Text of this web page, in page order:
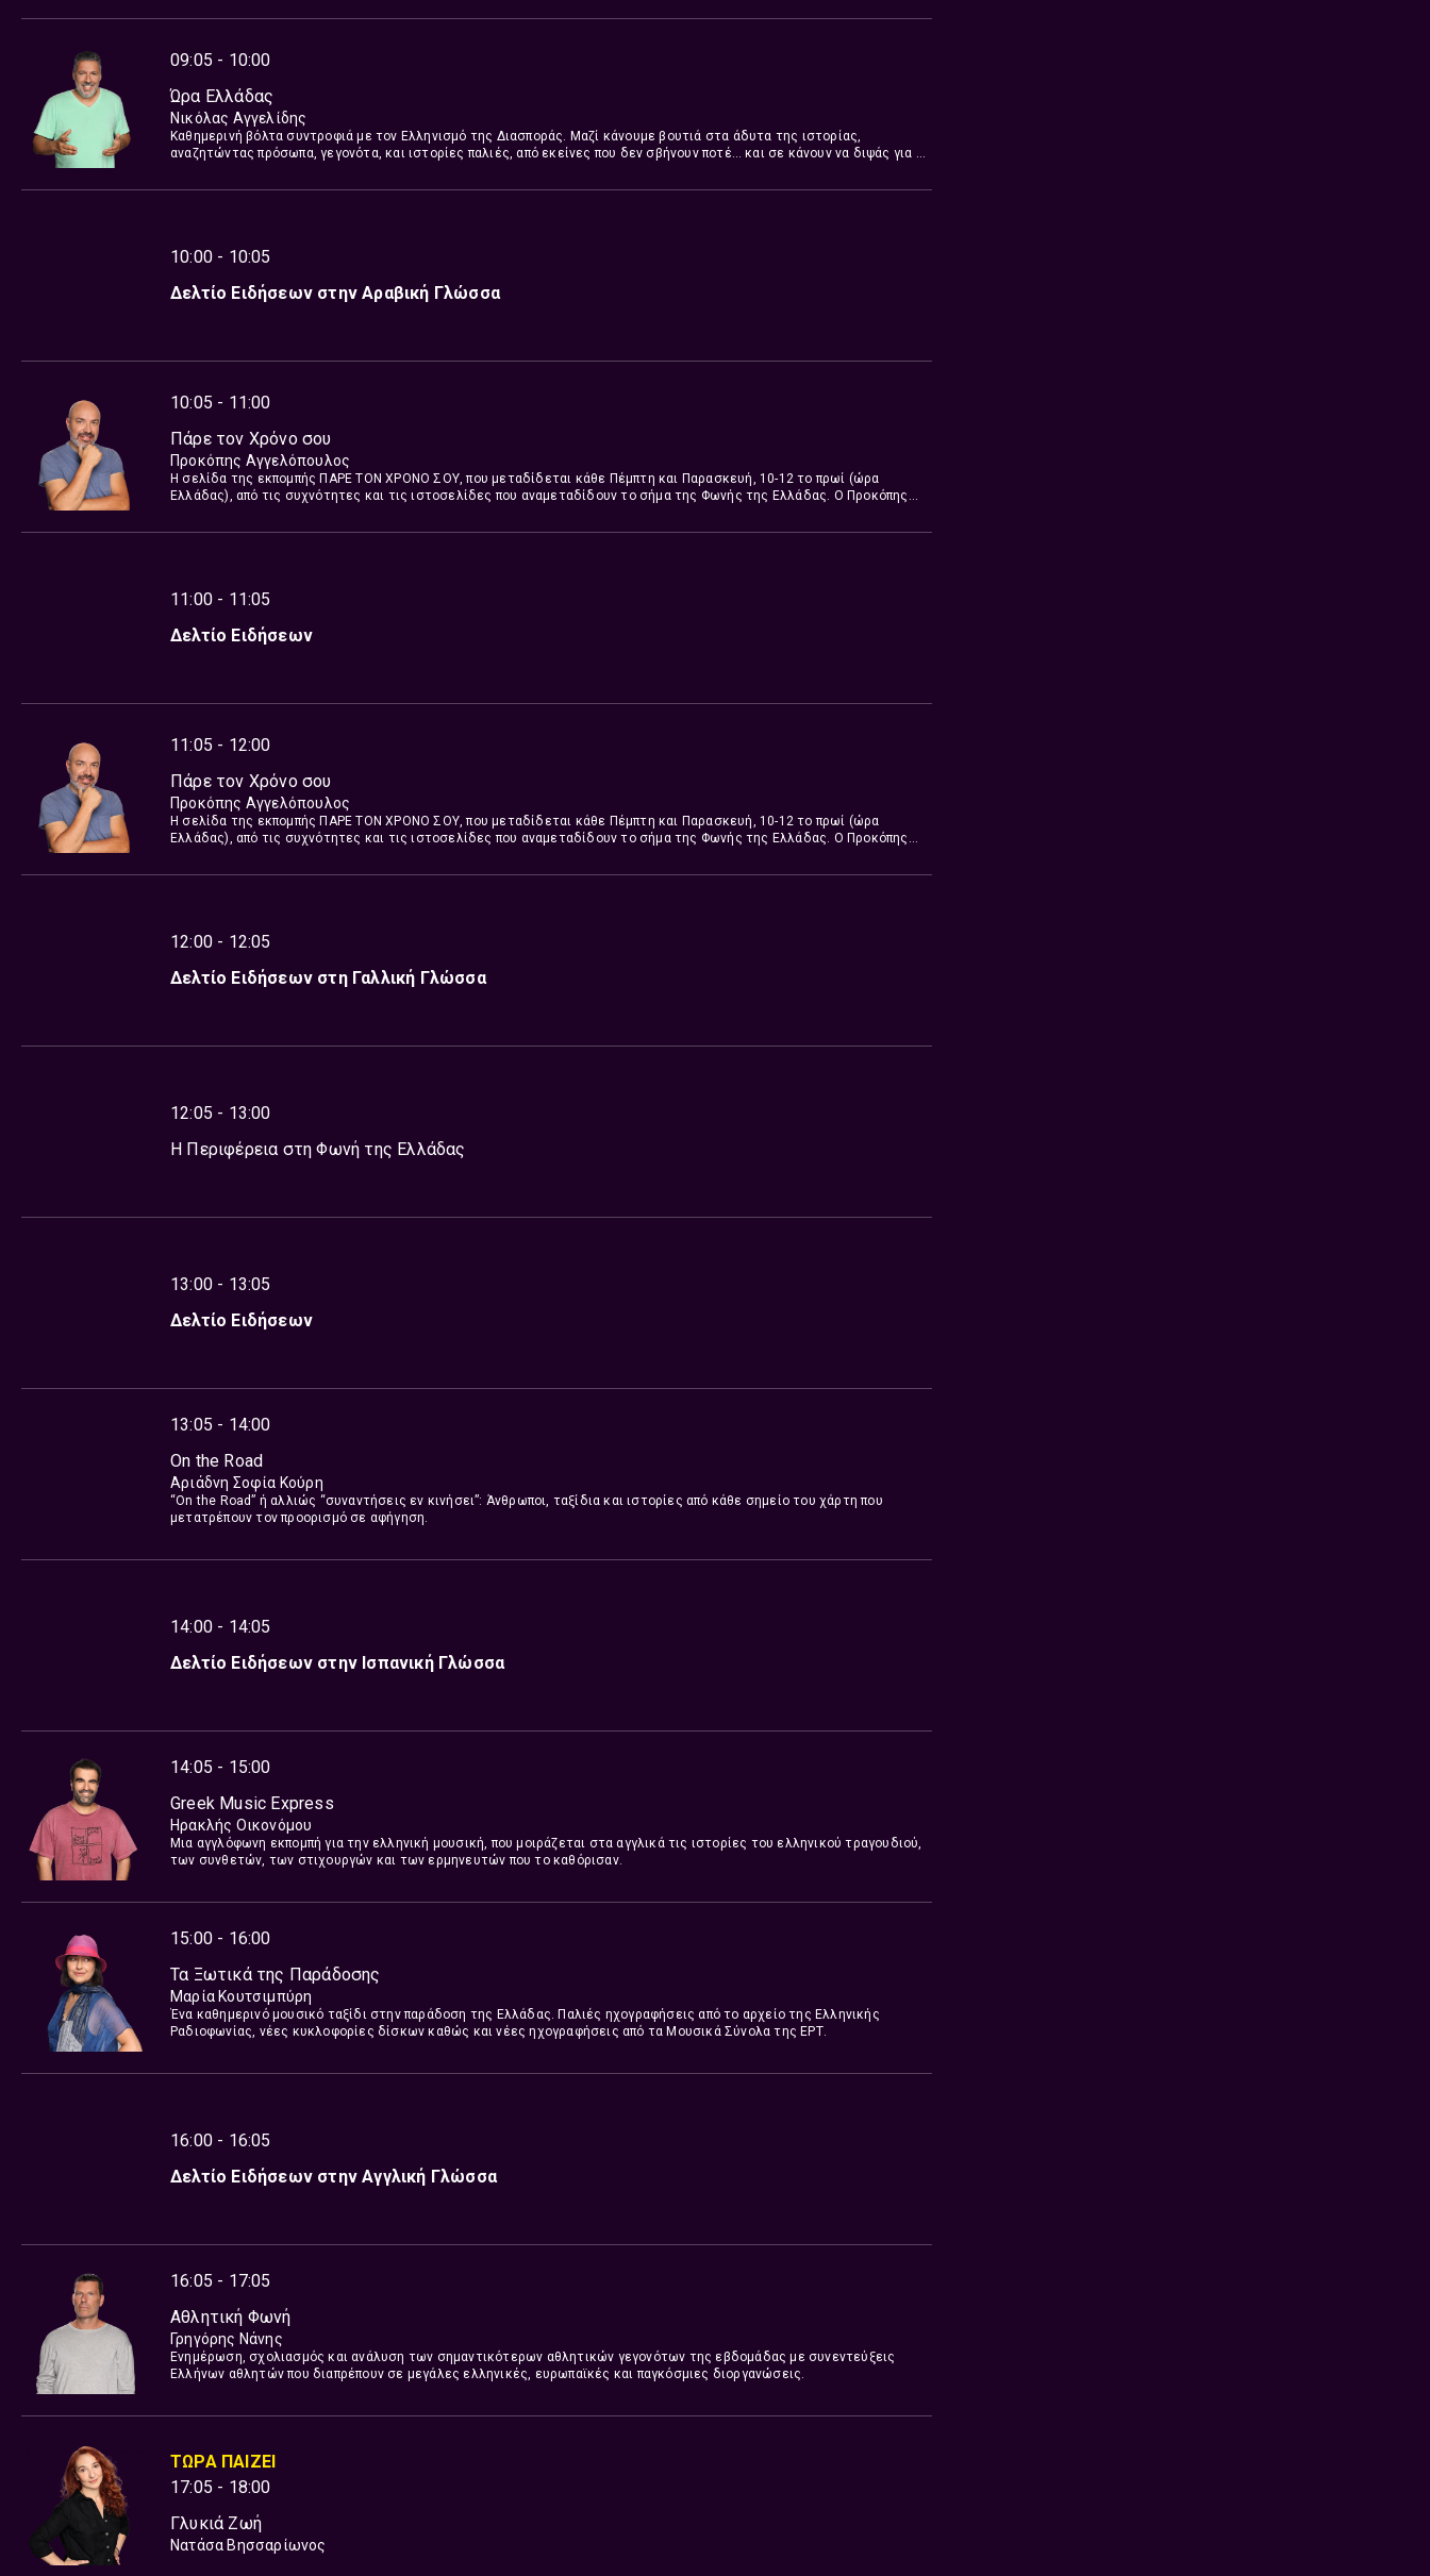
09:05 - 10:00
Ώρα Ελλάδας
Νικόλας Αγγελίδης
Καθημερινή βόλτα συντροφιά με τον Ελληνισμό της Διασποράς. Μαζί κάνουμε βουτιά στα άδυτα της ιστορίας,
αναζητώντας πρόσωπα, γεγονότα, και ιστορίες παλιές, από εκείνες που δεν σβήνουν ποτέ… και σε κάνουν να διψάς για να
10:00 - 10:05
Δελτίο Ειδήσεων στην Αραβική Γλώσσα
10:05 - 11:00
Πάρε τον Χρόνο σου
Προκόπης Αγγελόπουλος
Η σελίδα της εκπομπής ΠΑΡΕ ΤΟΝ ΧΡΟΝΟ ΣΟΥ, που μεταδίδεται κάθε Πέμπτη και Παρασκευή, 10-12 το πρωί (ώρα
Ελλάδας), από τις συχνότητες και τις ιστοσελίδες που αναμεταδίδουν το σήμα της Φωνής της Ελλάδας. Ο Προκόπης
γεγονότα από την Ομογένεια. Συνεντεύξεις με πολιτικούς, επιστήμονες, δημοσιογράφους, εκπροσώπους μη
11:00 - 11:05
Δελτίο Ειδήσεων
11:05 - 12:00
Πάρε τον Χρόνο σου
Προκόπης Αγγελόπουλος
Η σελίδα της εκπομπής ΠΑΡΕ ΤΟΝ ΧΡΟΝΟ ΣΟΥ, που μεταδίδεται κάθε Πέμπτη και Παρασκευή, 10-12 το πρωί (ώρα
Ελλάδας), από τις συχνότητες και τις ιστοσελίδες που αναμεταδίδουν το σήμα της Φωνής της Ελλάδας. Ο Προκόπης
γεγονότα από την Ομογένεια. Συνεντεύξεις με πολιτικούς, επιστήμονες, δημοσιογράφους, εκπροσώπους μη
12:00 - 12:05
Δελτίο Ειδήσεων στη Γαλλική Γλώσσα
12:05 - 13:00
Η Περιφέρεια στη Φωνή της Ελλάδας
13:00 - 13:05
Δελτίο Ειδήσεων
13:05 - 14:00
On the Road
Αριάδνη Σοφία Κούρη
“On the Road” ή αλλιώς “συναντήσεις εν κινήσει”: Άνθρωποι, ταξίδια και ιστορίες από κάθε σημείο του χάρτη που
μετατρέπουν τον προορισμό σε αφήγηση.
14:00 - 14:05
Δελτίο Ειδήσεων στην Ισπανική Γλώσσα
14:05 - 15:00
Greek Music Express
Ηρακλής Οικονόμου
Μια αγγλόφωνη εκπομπή για την ελληνική μουσική, που μοιράζεται στα αγγλικά τις ιστορίες του ελληνικού τραγουδιού,
των συνθετών, των στιχουργών και των ερμηνευτών που το καθόρισαν.
15:00 - 16:00
Τα Ξωτικά της Παράδοσης
Μαρία Κουτσιμπύρη
Ένα καθημερινό μουσικό ταξίδι στην παράδοση της Ελλάδας. Παλιές ηχογραφήσεις από το αρχείο της Ελληνικής
Ραδιοφωνίας, νέες κυκλοφορίες δίσκων καθώς και νέες ηχογραφήσεις από τα Μουσικά Σύνολα της ΕΡΤ.
16:00 - 16:05
Δελτίο Ειδήσεων στην Αγγλική Γλώσσα
16:05 - 17:05
Αθλητική Φωνή
Γρηγόρης Νάνης
Ενημέρωση, σχολιασμός και ανάλυση των σημαντικότερων αθλητικών γεγονότων της εβδομάδας με συνεντεύξεις
Ελλήνων αθλητών που διαπρέπουν σε μεγάλες ελληνικές, ευρωπαϊκές και παγκόσμιες διοργανώσεις.
ΤΩΡΑ ΠΑΙΖΕΙ
17:05 - 18:00
Γλυκιά Ζωή
Νατάσα Βησσαρίωνος